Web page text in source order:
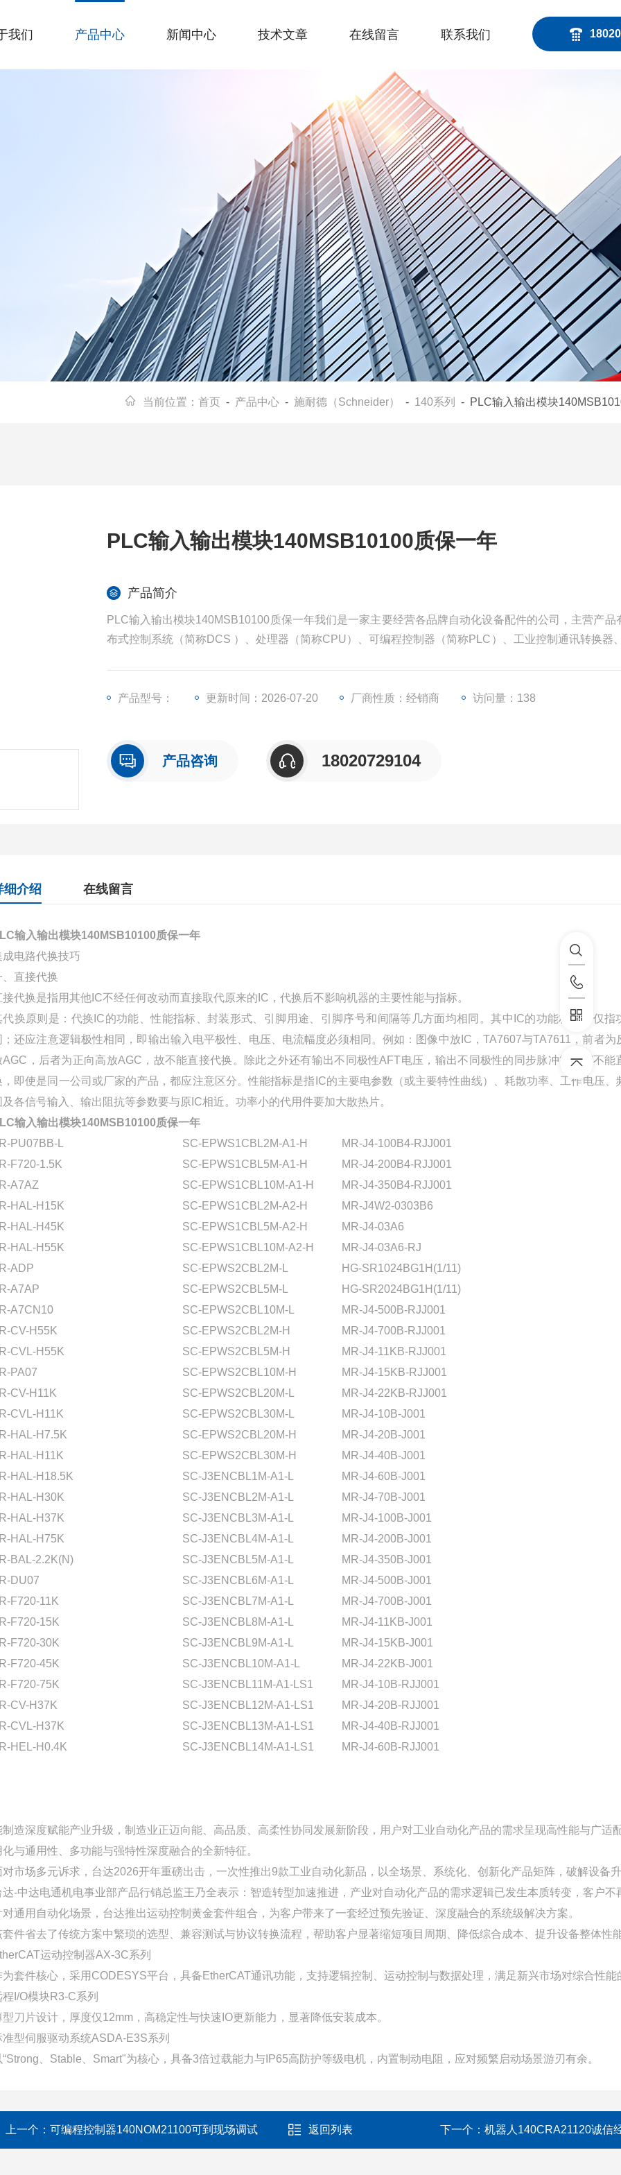
我们 产品中心 新闻中心 技术文章 在线留言 联系我们
当前位置： 首页 - 产品中心 - 施耐德（Schneider） - 140系列 - PLC输入输出模块
PLC输入输出模块140MSB10100质保一年
产品简介
PLC输入输出模块140MSB10100质保一年我们是一家主要经营各品牌自动化设备配件的公司，主营产品
布式控制系统（简称DCS ）、处理器（简称CPU）、可编程控制器（简称PLC）、工业控制通讯转换器
产品型号： 更新时间：2026-07-20 厂商性质：经销商 访问量：138
产品咨询 18020729104
细介绍 在线留言
输入输出模块140MSB10100质保一年
成电路代换技巧
、直接代换
接代换是指用其他IC不经任何改动而直接取代原来的IC，代换后不影响机器的主要性能与指标。
代换原则是：代换IC的功能、性能指标、封装形式、引脚用途、引脚序号和间隔等几方面均相同。其中IC的功能相同不仅指
；还应注意逻辑极性相同，即输出输入电平极性、电压、电流幅度必须相同。例如：图像中放IC，TA7607与TA7611，前者为
AGC，后者为正向高放AGC，故不能直接代换。除此之外还有输出不同极性AFT电压，输出不同极性的同步脉冲等IC都不能
，即使是同一公司或厂家的产品，都应注意区分。性能指标是指IC的主要电参数（或主要特性曲线）、耗散功率、工作电压、
及各信号输入、输出阻抗等参数要与原IC相近。功率小的代用件要加大散热片。
输入输出模块140MSB10100质保一年
PU07BB-L
SC-EPWS1CBL2M-A1-H
MR-J4-100B4-RJJ001
F720-1.5K
SC-EPWS1CBL5M-A1-H
MR-J4-200B4-RJJ001
A7AZ
SC-EPWS1CBL10M-A1-H
MR-J4-350B4-RJJ001
HAL-H15K
SC-EPWS1CBL2M-A2-H
MR-J4W2-0303B6
HAL-H45K
SC-EPWS1CBL5M-A2-H
MR-J4-03A6
HAL-H55K
SC-EPWS1CBL10M-A2-H
MR-J4-03A6-RJ
ADP
SC-EPWS2CBL2M-L
HG-SR1024BG1H(1/11)
A7AP
SC-EPWS2CBL5M-L
HG-SR2024BG1H(1/11)
A7CN10
SC-EPWS2CBL10M-L
MR-J4-500B-RJJ001
CV-H55K
SC-EPWS2CBL2M-H
MR-J4-700B-RJJ001
CVL-H55K
SC-EPWS2CBL5M-H
MR-J4-11KB-RJJ001
PA07
SC-EPWS2CBL10M-H
MR-J4-15KB-RJJ001
CV-H11K
SC-EPWS2CBL20M-L
MR-J4-22KB-RJJ001
CVL-H11K
SC-EPWS2CBL30M-L
MR-J4-10B-J001
HAL-H7.5K
SC-EPWS2CBL20M-H
MR-J4-20B-J001
HAL-H11K
SC-EPWS2CBL30M-H
MR-J4-40B-J001
HAL-H18.5K
SC-J3ENCBL1M-A1-L
MR-J4-60B-J001
HAL-H30K
SC-J3ENCBL2M-A1-L
MR-J4-70B-J001
HAL-H37K
SC-J3ENCBL3M-A1-L
MR-J4-100B-J001
HAL-H75K
SC-J3ENCBL4M-A1-L
MR-J4-200B-J001
BAL-2.2K(N)
SC-J3ENCBL5M-A1-L
MR-J4-350B-J001
DU07
SC-J3ENCBL6M-A1-L
MR-J4-500B-J001
F720-11K
SC-J3ENCBL7M-A1-L
MR-J4-700B-J001
F720-15K
SC-J3ENCBL8M-A1-L
MR-J4-11KB-J001
F720-30K
SC-J3ENCBL9M-A1-L
MR-J4-15KB-J001
F720-45K
SC-J3ENCBL10M-A1-L
MR-J4-22KB-J001
F720-75K
SC-J3ENCBL11M-A1-LS1
MR-J4-10B-RJJ001
CV-H37K
SC-J3ENCBL12M-A1-LS1
MR-J4-20B-RJJ001
CVL-H37K
SC-J3ENCBL13M-A1-LS1
MR-J4-40B-RJJ001
HEL-H0.4K
SC-J3ENCBL14M-A1-LS1 MR-J4-60B-RJJ001
制造深度赋能产业升级，制造业正迈向能、高品质、高柔性协同发展新阶段，用户对工业自动化产品的需求呈现高性能与广适
化与通用性、多功能与强特性深度融合的全新特征。
对市场多元诉求，台达2026开年重磅出击，一次性推出9款工业自动化新品，以全场景、系统化、创新化产品矩阵，破解设备
达-中达电通机电事业部产品行销总监王乃全表示：智造转型加速推进，产业对自动化产品的需求逻辑已发生本质转变，客
对通用自动化场景，台达推出运动控制黄金套件组合，为客户带来了一套经过预先验证、深度融合的系统级解决方案。
套件省去了传统方案中繁琐的选型、兼容测试与协议转换流程，帮助客户显著缩短项目周期、降低综合成本、提升设备整体性
运动控制器AX-3C系列
为套件核心，采用CODESYS平台，具备EtherCAT通讯功能，支持逻辑控制、运动控制与数据处理，满足新兴市场对综合性能
程I/O模块R3-C系列
型刀片设计，厚度仅12mm，高稳定性与快速IO更新能力，显著降低安装成本。
准型伺服驱动系统ASDA-E3S系列
“Strong、Stable、Smart"为核心，具备3倍过载能力与IP65高防护等级电机，内置制动电阻，应对频繁启动场景游刃有余。
上一个： 可编程控制器140NOM21100可到现场调试 返回列表 下一个： 机器人140CRA21120诚信